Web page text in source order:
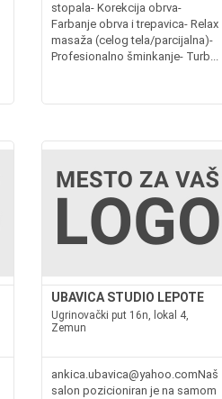
stopala- Korekcija obrva-
Farbanje obrva i trepavica- Relax
masaža (celog tela/parcijalna)-
Profesionalno šminkanje- Turb...
UBAVICA STUDIO LEPOTE
Ugrinovački put 16n, lokal 4,
Zemun
ankica.ubavica@yahoo.comNaš
salon pozicioniran je na samom